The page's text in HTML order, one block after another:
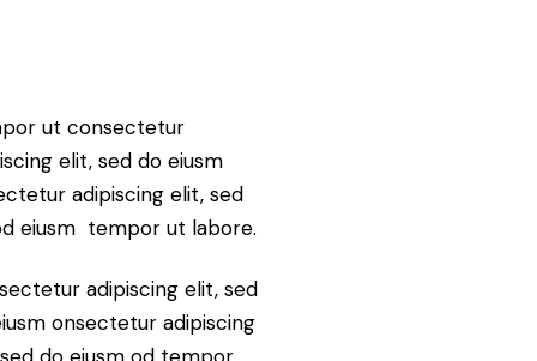
ut consectetur
elit, sed do eiusm
adipiscing elit, sed
eiusm tempor ut labore.
adipiscing elit, sed
onsectetur adipiscing